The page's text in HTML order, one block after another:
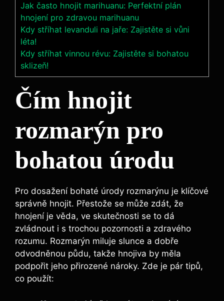
Jak často hnojit marihuanu: Perfektní plán
hnojení pro zdravou marihuanu
Kdy stříhat levanduli na jaře: Zajistěte si vůni
léta!
Kdy stříhat vinnou révu: Zajistěte si bohatou
sklizeň!
Čím hnojit
rozmarýn pro
bohatou úrodu
Pro dosažení bohaté úrody rozmarýnu je klíčové
správně hnojit. Přestože se může zdát, že
hnojení je věda, ve skutečnosti se ‍to dá
zvládnout i s trochou pozornosti a zdravého
rozumu.​ Rozmarýn miluje slunce a dobře
odvodněnou půdu,​ takže hnojiva by měla
podpořit jeho přirozené nároky. ‌Zde je pár⁤ tipů,
co použít: